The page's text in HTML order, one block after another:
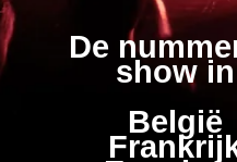
De
show in
België